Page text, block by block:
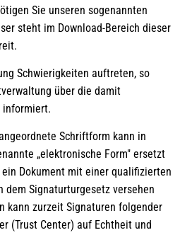
Sie unseren sogenannten
steht im Download-Bereich dieser
Schwierigkeiten auftreten, so
über die damit
informiert.
Schriftform kann in
„elektronische Form" ersetzt
Dokument mit einer qualifizierten
dem Signaturturgesetz versehen
kann zurzeit Signaturen folgender
(Trust Center) auf Echtheit und